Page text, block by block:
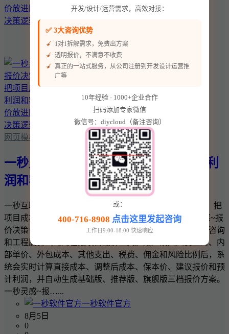
网页模板
一秒灵感~报价决策台：把项目成本、利
润和客户报价放进同一套决策逻辑
一秒互联 · 一秒灵感实用商业工具 一秒灵感~报价决策台：把
项目成本、利润和客户报价放进同一套决策逻辑 一秒灵感~报
价决策台是一款面向网站建设、软件开发、设计、广告、咨询
和工程服务公司的在线项目报价工具。用户录入人员工时、内
部单价、外包成本、其他支出、税费、佣金和风险比例后，系
统会实时计算直接成本、调整后成本、保本价、建议报价和预
计利润，并自动生成基础版、推荐版、旗舰版三档报价方案。
一秒灵感~报…...
一秒软件官方
8月5日
0
开发/设计/运营需求，高效对接：
✅ 3大咨询优势
1对1拆解需求，免费出方案
透明报价，不满意不收费
真正的一站式服务，从公司注册到开发设计运营推
广等
10年经验 · 1000+企业合作
扫码添加专家微信
微信号：diycloud（备注咨询）
或：
400-716-8908 点击这里发起咨询
工作日9:00-18:00 快速响应